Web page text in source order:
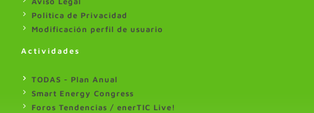
Politica de Privacidad
Modificación perfil de usuario
Actividades
TODAS - Plan Anual
Smart Energy Congress
Foros Tendencias / enerTIC Live!